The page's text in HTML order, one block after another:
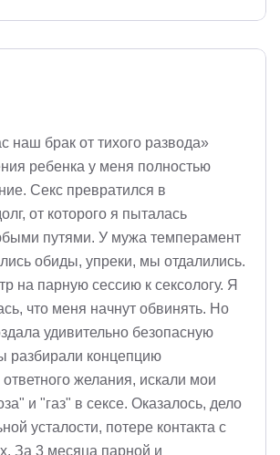
наш брак от тихого развода»
ребенка у меня полностью
Секс превратился в
от которого я пыталась
путями. У мужа темперамент
обиды, упреки, мы отдалились.
на парную сессию к сексологу. Я
что меня начнут обвинять. Но
удивительно безопасную
разбирали концепцию
желания, искали мои
и "газ" в сексе. Оказалось, дело
усталости, потере контакта с
За 3 месяца парной и